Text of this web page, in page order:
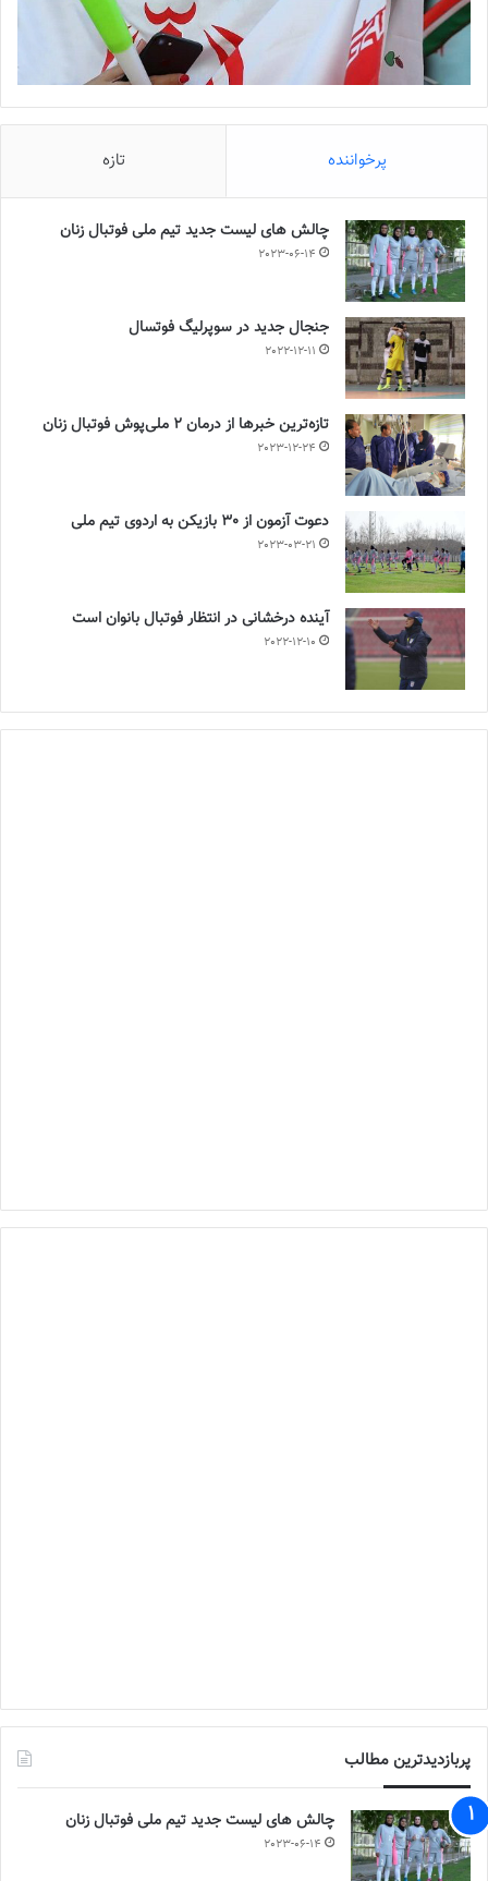
پرخواننده تازه
چالش هاى ليست جدید تيم ملى فوتبال زنان
2023-06-14
جنجال جدید در سوپرلیگ فوتسال
2022-12-11
تازه‌ترین خبرها از درمان ۲ ملی‌پوش فوتبال زنان
2023-12-24
دعوت آزمون از 30 بازیکن به اردوی تیم ملی
2023-03-21
آینده درخشانی در انتظار فوتبال بانوان است
2022-12-10
پربازدیدترین مطالب
چالش هاى ليست جدید تيم ملى فوتبال زنان
2023-06-14